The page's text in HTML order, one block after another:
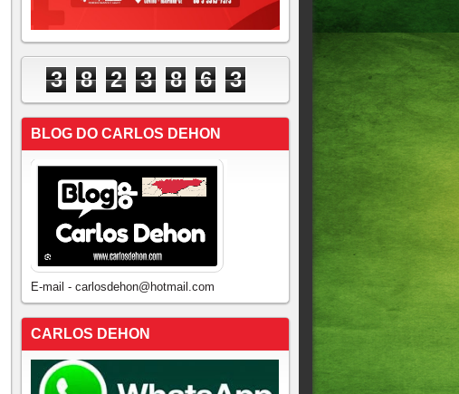
3 8 2 3 8 6 3
BLOG DO CARLOS DEHON
E-mail - carlosdehon@hotmail.com
CARLOS DEHON